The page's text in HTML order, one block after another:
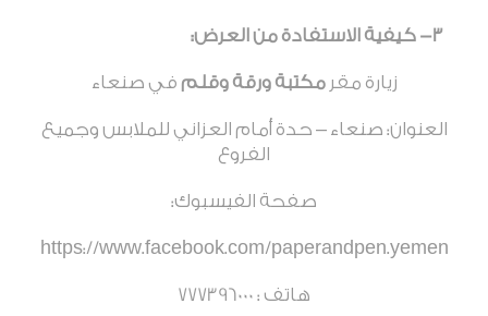
3- كيفية الاستفادة من العرض:
زيارة مقرمكتبة ورقة وقلم في صنعاء
العنوان: صنعاء – حدة أمام العزاني للملابس وجميع
الفروع
صفحة الفيسبوك:
https://www.facebook.com/paperandpen.yemen
هاتف : 777396000